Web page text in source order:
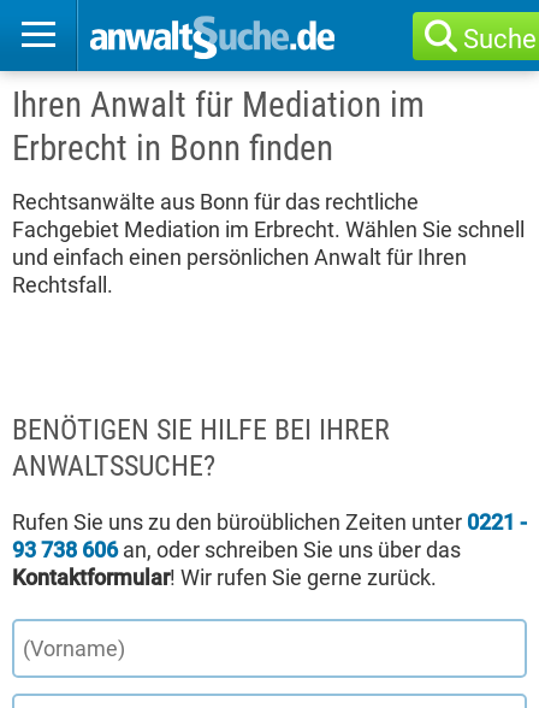
Suche
Ihren Anwalt für Mediation im
Erbrecht in Bonn finden
Rechtsanwälte aus Bonn für das rechtliche
Fachgebiet Mediation im Erbrecht. Wählen Sie schnell
und einfach einen persönlichen Anwalt für Ihren
Rechtsfall.
BENÖTIGEN SIE HILFE BEI IHRER
ANWALTSSUCHE?
Rufen Sie uns zu den büroüblichen Zeiten unter 0221 -
93 738 606an, oder schreiben Sie uns über das
Kontaktformular! Wir rufen Sie gerne zurück.